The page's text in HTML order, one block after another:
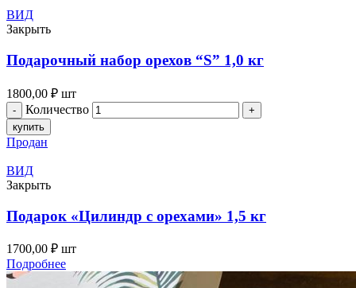
ВИД
Закрыть
Подарочный набор орехов “S” 1,0 кг
1800,00 ₽ шт
Количество
купить
Продан
ВИД
Закрыть
Подарок «Цилиндр с орехами» 1,5 кг
1700,00 ₽ шт
Подробнее